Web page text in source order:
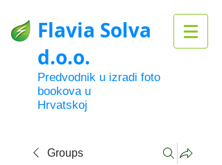
Flavia Solva
d.o.o.
Predvodnik u izradi foto
bookova u
Hrvatskoj
Groups